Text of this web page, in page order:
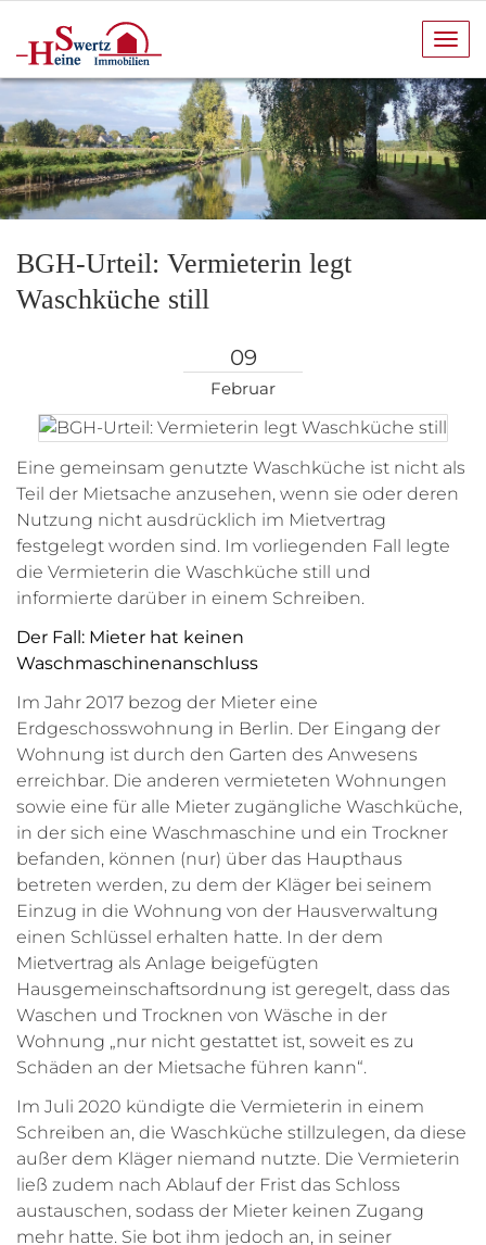
BGH-Urteil: Vermieterin legt
Waschküche still
09
Februar
Eine gemeinsam genutzte Waschküche ist nicht als
Teil der Mietsache anzusehen, wenn sie oder deren
Nutzung nicht ausdrücklich im Mietvertrag
festgelegt worden sind. Im vorliegenden Fall legte
die Vermieterin die Waschküche still und
informierte darüber in einem Schreiben.
Der Fall: Mieter hat keinen
Waschmaschinenanschluss
Im Jahr 2017 bezog der Mieter eine
Erdgeschosswohnung in Berlin. Der Eingang der
Wohnung ist durch den Garten des Anwesens
erreichbar. Die anderen vermieteten Wohnungen
sowie eine für alle Mieter zugängliche Waschküche,
in der sich eine Waschmaschine und ein Trockner
befanden, können (nur) über das Haupthaus
betreten werden, zu dem der Kläger bei seinem
Einzug in die Wohnung von der Hausverwaltung
einen Schlüssel erhalten hatte. In der dem
Mietvertrag als Anlage beigefügten
Hausgemeinschaftsordnung ist geregelt, dass das
Waschen und Trocknen von Wäsche in der
Wohnung „nur nicht gestattet ist, soweit es zu
Schäden an der Mietsache führen kann“.
Im Juli 2020 kündigte die Vermieterin in einem
Schreiben an, die Waschküche stillzulegen, da diese
außer dem Kläger niemand nutzte. Die Vermieterin
ließ zudem nach Ablauf der Frist das Schloss
austauschen, sodass der Mieter keinen Zugang
mehr hatte. Sie bot ihm jedoch an, in seiner